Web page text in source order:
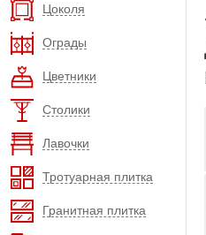
Цоколя
Ограды
Цветники
Столики
Лавочки
Тротуарная плитка
Гранитная плитка